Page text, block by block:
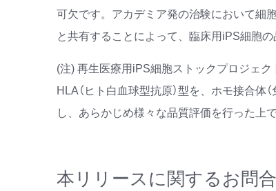
可欠です。アカデミア発の治験において細
と共有することによって、臨床用iPS細胞
(注) 再生医療用iPS細胞ストックプロジェク
HLA（ヒト白血球型抗原）型を、ホモ接合
し、あらかじめ様々な品質評価を行った上
本リリースに関するお問